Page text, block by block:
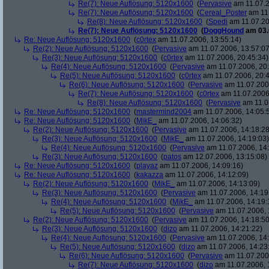
Re(7): Neue Auflösung: 5120x1600 (Pervasive am
Re(7): Neue Auflösung: 5120x1600 (Cereal_Poster am
Re(8): Neue Auflösung: 5120x1600 (Spedi am
Re(7): Neue Auflösung: 5120x1600 (DoggHound am
Re: Neue Auflösung: 5120x1600 (c0rtex am 11.07.2006, 13:55:14)
Re(2): Neue Auflösung: 5120x1600 (Pervasive am 11.07.2006,
Re(3): Neue Auflösung: 5120x1600 (c0rtex am 11.07.2006, 20:45:34)
Re(4): Neue Auflösung: 5120x1600 (Pervasive am 11.07.2006,
Re(5): Neue Auflösung: 5120x1600 (c0rtex am 11.07.2006,
Re(6): Neue Auflösung: 5120x1600 (Pervasive am
Re(7): Neue Auflösung: 5120x1600 (c0rtex am
Re(8): Neue Auflösung: 5120x1600 (Pervasive am
Re: Neue Auflösung: 5120x1600 (mastermind2004 am 11.07.2006,
Re: Neue Auflösung: 5120x1600 (MikE_
am 11.07.2006, 14:06:32)
Re(2): Neue Auflösung: 5120x1600 (Pervasive am 11.07.2006,
Re(3): Neue Auflösung: 5120x1600 (MikE_
am 11.07.2006, 14:19:03)
Re(4): Neue Auflösung: 5120x1600 (Pervasive am 11.07.2006,
Re(3): Neue Auflösung: 5120x1600 (patos am 12.07.2006, 13:15:08)
Re: Neue Auflösung: 5120x1600 (playaz am 11.07.2006, 14:09:16)
Re: Neue Auflösung: 5120x1600 (kakazza am 11.07.2006, 14:12:09)
Re(2): Neue Auflösung: 5120x1600 (MikE_
am 11.07.2006, 14:13:09)
Re(3): Neue Auflösung: 5120x1600 (Pervasive am 11.07.2006,
Re(4): Neue Auflösung: 5120x1600 (MikE_
am 11.07.2006,
Re(5): Neue Auflösung: 5120x1600 (Pervasive am 11.07.2006,
Re(2): Neue Auflösung: 5120x1600 (Pervasive am 11.07.2006,
Re(3): Neue Auflösung: 5120x1600 (dizo am 11.07.2006, 14:21:22)
Re(4): Neue Auflösung: 5120x1600 (Pervasive am 11.07.2006,
Re(5): Neue Auflösung: 5120x1600 (dizo am 11.07.2006,
Re(6): Neue Auflösung: 5120x1600 (Pervasive am
Re(7): Neue Auflösung: 5120x1600 (dizo am 11.07.2006,